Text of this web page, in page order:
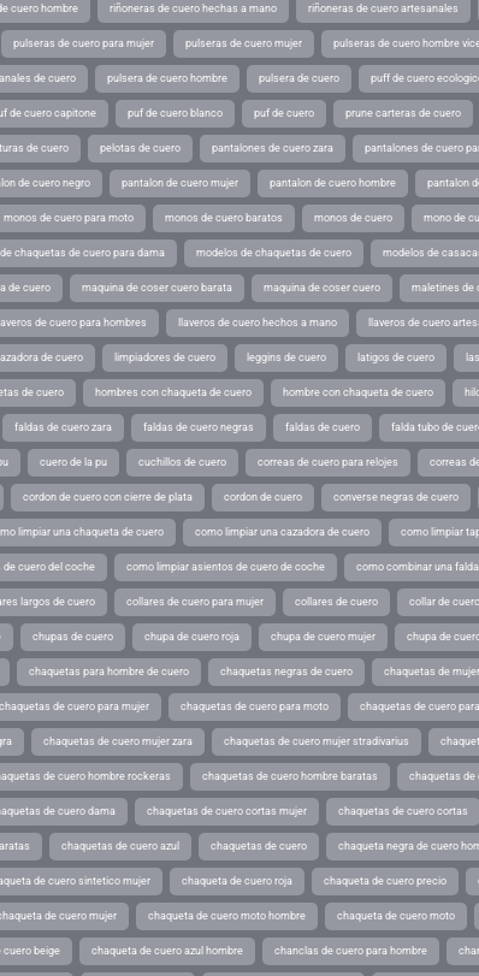
cuero hombre riñoneras de cuero hechas a mano riñoneras de cuero artesanales
pulseras de cuero para mujer pulseras de cuero mujer pulseras de cuero hombre
de cuero pulsera de cuero hombre pulsera de cuero puff de cuero
de cuero capitone puf de cuero blanco puf de cuero prune carteras de cuero
de cuero pelotas de cuero pantalones de cuero zara pantalones de cuero
de cuero negro pantalon de cuero mujer pantalon de cuero hombre pantalon
monos de cuero para moto monos de cuero baratos monos de cuero mono de
chaquetas de cuero para dama modelos de chaquetas de cuero modelos de
de cuero maquina de coser cuero barata maquina de coser cuero maletines de
llaveros de cuero para hombres llaveros de cuero hechos a mano llaveros de cuero
de cuero limpiadores de cuero leggins de cuero latigos de cuero
de cuero hombres con chaqueta de cuero hombre con chaqueta de cuero
faldas de cuero zara faldas de cuero negras faldas de cuero falda tubo de
cuero de la pu cuchillos de cuero correas de cuero para relojes correas
cordon de cuero con cierre de plata cordon de cuero converse negras de cuero
limpiar una chaqueta de cuero como limpiar una cazadora de cuero como limpiar
cuero del coche como limpiar asientos de cuero de coche como combinar una
largos de cuero collares de cuero para mujer collares de cuero collar de cuero
chupas de cuero chupa de cuero roja chupa de cuero mujer chupa de
chaquetas para hombre de cuero chaquetas negras de cuero chaquetas de
chaquetas de cuero para mujer chaquetas de cuero para moto chaquetas de cuero
chaquetas de cuero mujer zara chaquetas de cuero mujer stradivarius
de cuero hombre rockeras chaquetas de cuero hombre baratas chaquetas de
de cuero dama chaquetas de cuero cortas mujer chaquetas de cuero cortas
chaquetas de cuero azul chaquetas de cuero chaqueta negra de cuero
de cuero sintetico mujer chaqueta de cuero roja chaqueta de cuero precio
de cuero mujer chaqueta de cuero moto hombre chaqueta de cuero moto
cuero beige chaqueta de cuero azul hombre chanclas de cuero para hombre